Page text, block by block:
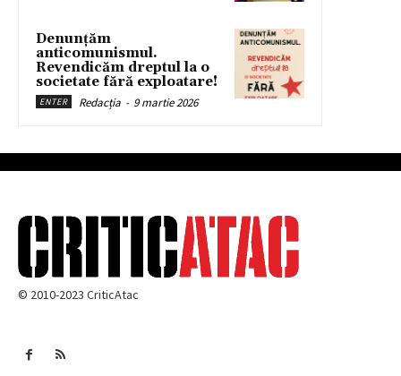
Denunțăm
anticomunismul.
Revendicăm dreptul la o
societate fără exploatare!
ENTER Redacția - 9 martie 2026
© 2010-2023 CriticAtac